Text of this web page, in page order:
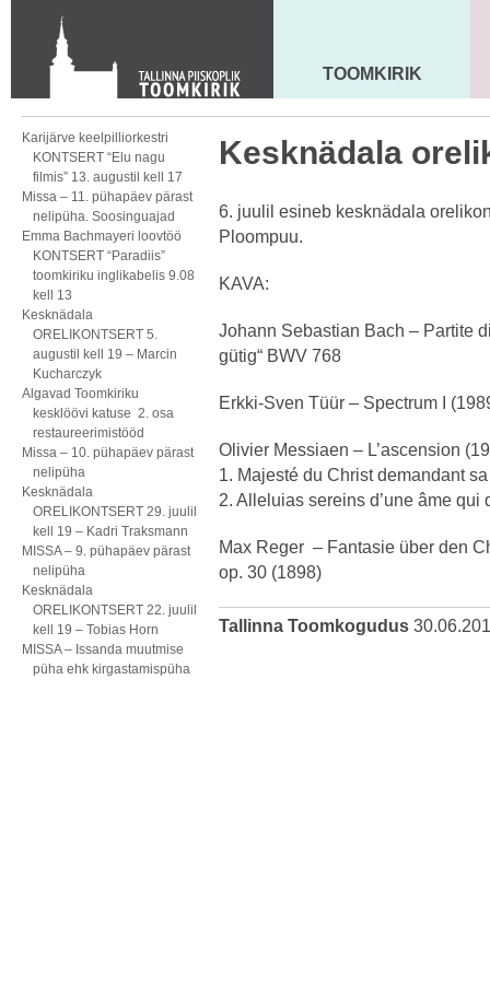
KONTAKT
Toom-Kooli 6, 10130 TALLINN
tallinna.toom@eelk.ee
MAARJA KIRIK
TOOMKIRIK
Karijärve keelpilliorkestri
KONTSERT “Elu nagu
filmis” 13. augustil kell 17
Missa – 11. pühapäev pärast
nelipüha. Soosinguajad
Emma Bachmayeri loovtöö
KONTSERT “Paradiis”
toomkiriku inglikabelis 9.08
kell 13
Kesknädala
ORELIKONTSERT 5.
augustil kell 19 – Marcin
Kucharczyk
Algavad Toomkiriku
kesklöövi katuse 2. osa
restaureerimistööd
Missa – 10. pühapäev pärast
nelipüha
Kesknädala
ORELIKONTSERT 29. juulil
kell 19 – Kadri Traksmann
MISSA – 9. pühapäev pärast
nelipüha
Kesknädala
ORELIKONTSERT 22. juulil
kell 19 – Tobias Horn
MISSA – Issanda muutmise
püha ehk kirgastamispüha
Kesknädala
6. juulil esineb kesknädala
Ploompuu.
KAVA:
Johann Sebastian Bach – Partite
gütig“ BWV 768
Erkki-Sven Tüür – Spectrum I
Olivier Messiaen – L’ascension
1. Majesté du Christ demandant
2. Alleluias sereins d’une âme qui
Max Reger – Fantasie über den
op. 30 (1898)
Tallinna Toomkogudus